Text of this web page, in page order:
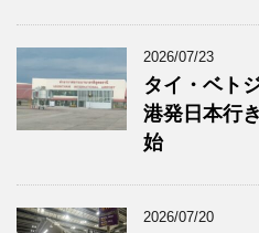
2026/07/23
タイ・ベト
港発日本行
始
2026/07/20